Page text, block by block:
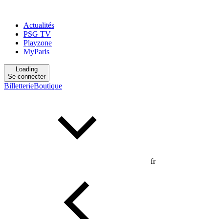
Actualités
PSG TV
Playzone
MyParis
Loading
Se connecter
BilletterieBoutique
fr